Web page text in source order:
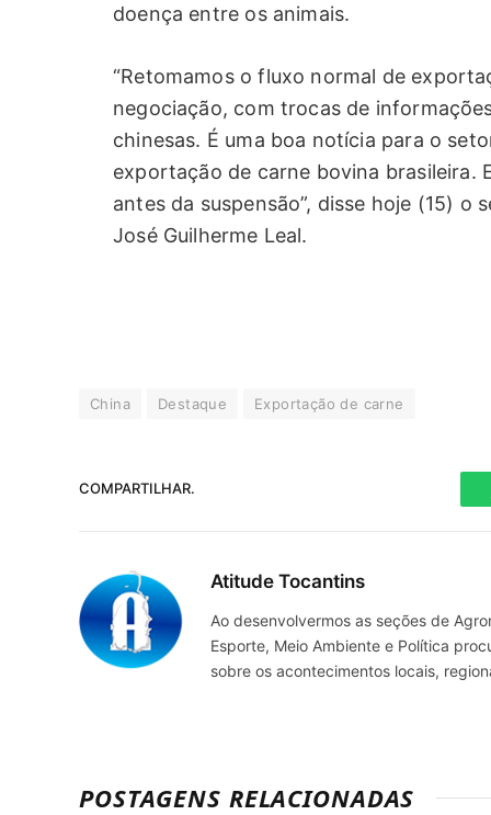
doença entre os animais.
“Retomamos o fluxo normal de
negociação, com trocas de
chinesas. É uma boa notícia para o
exportação de carne bovina brasileira.
antes da suspensão”, disse hoje (15) o
José Guilherme Leal.
China Destaque Exportação de carne
COMPARTILHAR.
Atitude Tocantins
Ao desenvolvermos as seções de
Esporte, Meio Ambiente e Política
sobre os acontecimentos locais,
POSTAGENS RELACIONADAS